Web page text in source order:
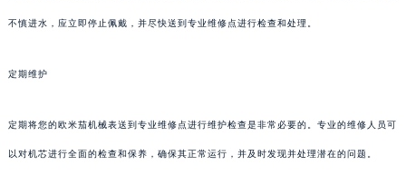
不慎进水，应立即停止佩戴，并尽快送到专业维修点进行检查和处理。
定期维护
定期将您的欧米茄机械表送到专业维修点进行维护检查是非常必要的。专业的维修人员可
以对机芯进行全面的检查和保养，确保其正常运行，并及时发现并处理潜在的问题。